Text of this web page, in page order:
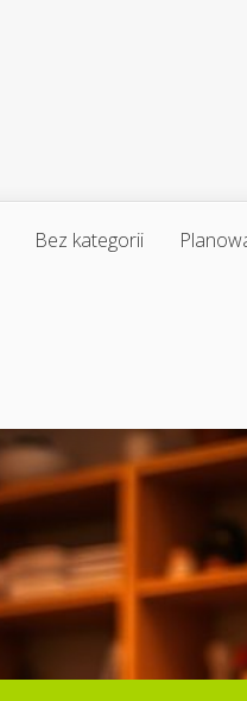
Bez kategorii